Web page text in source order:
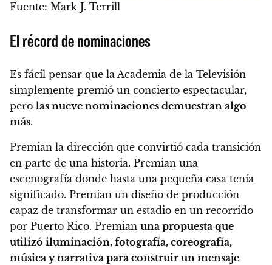
Fuente: Mark J. Terrill
El récord de nominaciones
Es fácil pensar que la Academia de la Televisión
simplemente premió un concierto espectacular,
pero las nueve nominaciones demuestran algo
más.
Premian la dirección que convirtió cada transición
en parte de una historia. Premian una
escenografía donde hasta una pequeña casa tenía
significado. Premian un diseño de producción
capaz de transformar un estadio en un recorrido
por Puerto Rico. Premian una propuesta que
utilizó iluminación, fotografía, coreografía,
música y narrativa para construir un mensaje